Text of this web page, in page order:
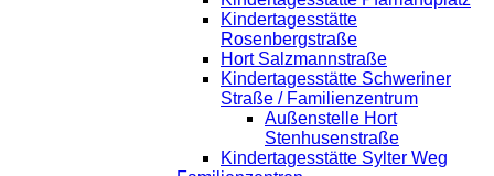
Kindertagesstätte
Rosenbergstraße
Hort Salzmannstraße
Kindertagesstätte Schweriner
Straße / Familienzentrum
Außenstelle Hort
Stenhusenstraße
Kindertagesstätte Sylter Weg